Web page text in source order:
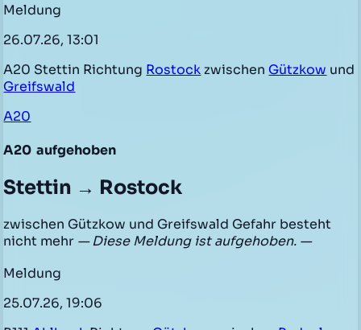
Meldung
26.07.26, 13:01
A20 Stettin Richtung Rostock zwischen Gützkow und
Greifswald
A20
A20 aufgehoben
Stettin → Rostock
zwischen Gützkow und Greifswald Gefahr besteht
nicht mehr — Diese Meldung ist aufgehoben. —
Meldung
25.07.26, 19:06